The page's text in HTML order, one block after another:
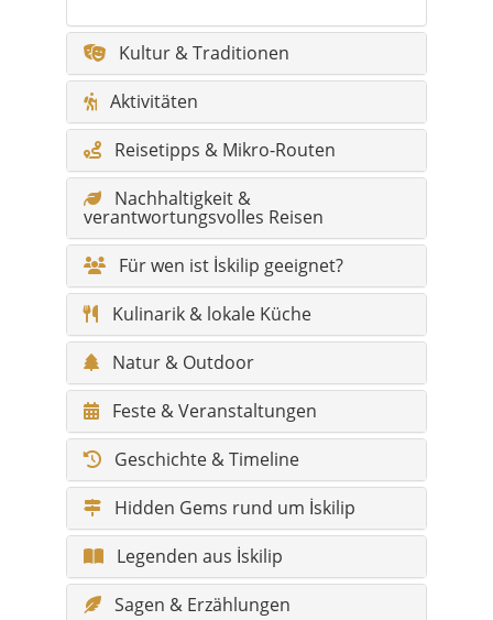
Reisetipps & Mikro-Routen
Nachhaltigkeit &
verantwortungsvolles Reisen
Für wen ist İskilip geeignet?
Kulinarik & lokale Küche
Natur & Outdoor
Feste & Veranstaltungen
Geschichte & Timeline
Hidden Gems rund um İskilip
Legenden aus İskilip
Sagen & Erzählungen
Klima & beste Reisezeit
Wandertouren & Naturpfade